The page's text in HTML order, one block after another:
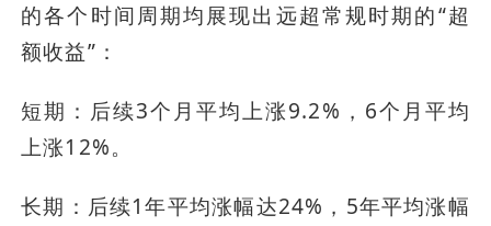
的各个时间周期均展现出远超常规时期的“超
额收益”：
短期：后续3个月平均上涨9.2%，6个月平均
上涨12%。
长期：后续1年平均涨幅达24%，5年平均涨幅